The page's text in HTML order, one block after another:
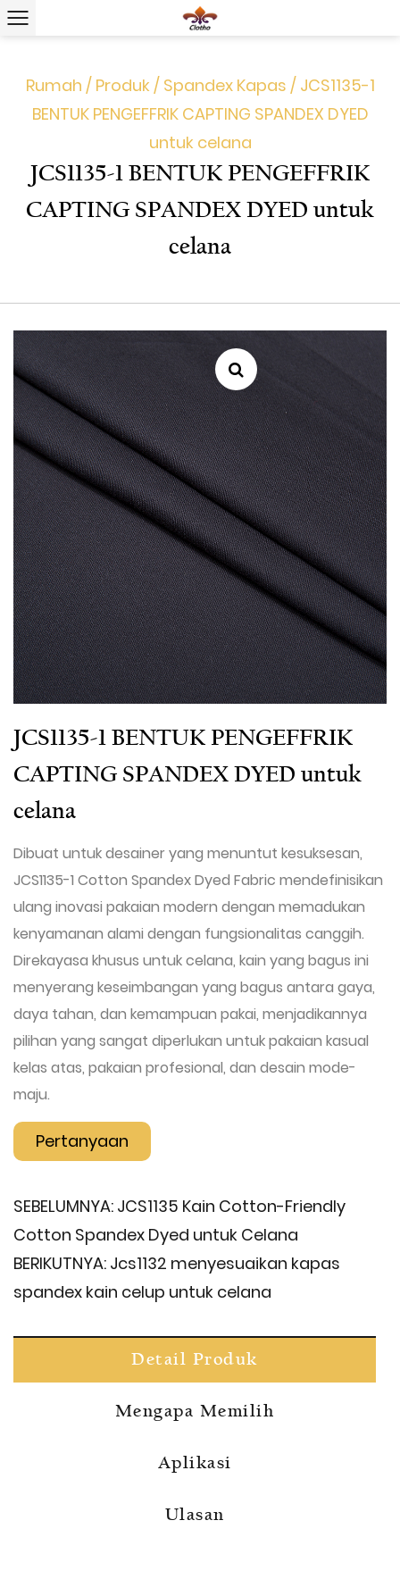
Rumah / Produk / Spandex Kapas / JCS1135-1
BENTUK PENGEFFRIK CAPTING SPANDEX DYED
untuk celana
JCS1135-1 BENTUK PENGEFFRIK
CAPTING SPANDEX DYED untuk
celana
JCS1135-1 BENTUK PENGEFFRIK
CAPTING SPANDEX DYED untuk
celana
Dibuat untuk desainer yang menuntut kesuksesan,
JCS1135-1 Cotton Spandex Dyed Fabric mendefinisikan
ulang inovasi pakaian modern dengan memadukan
kenyamanan alami dengan fungsionalitas canggih.
Direkayasa khusus untuk celana, kain yang bagus ini
menyerang keseimbangan yang bagus antara gaya,
daya tahan, dan kemampuan pakai, menjadikannya
pilihan yang sangat diperlukan untuk pakaian kasual
kelas atas, pakaian profesional, dan desain mode-
maju.
Pertanyaan
SEBELUMNYA: JCS1135 Kain Cotton-Friendly
Cotton Spandex Dyed untuk Celana
BERIKUTNYA: Jcs1132 menyesuaikan kapas
spandex kain celup untuk celana
Detail Produk
Mengapa Memilih
Aplikasi
Ulasan